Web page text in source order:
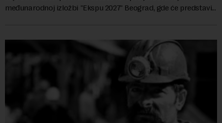
međunarodnoj izložbi "Ekspu 2027" Beograd, gde će predstaviti